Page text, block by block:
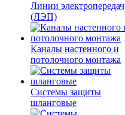
Линии электропередач
(ЛЭП)
Каналы настенного и
потолочного монтажа
Системы защиты
шланговые